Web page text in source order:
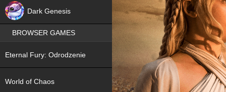
Dark Genesis
BROWSER GAMES
Eternal Fury: Odrodzenie
World of Chaos